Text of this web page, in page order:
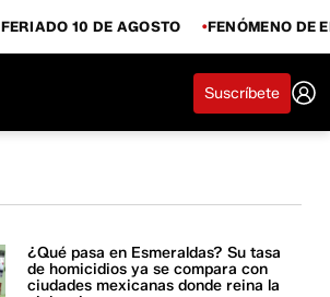
FERIADO 10 DE AGOSTO FENÓMENO DE
Suscríbete
¿Qué pasa en Esmeraldas? Su tasa
de homicidios ya se compara con
ciudades mexicanas donde reina la